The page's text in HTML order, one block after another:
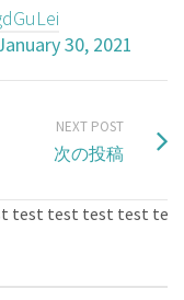
30, 2021
NEXT POST
次の投稿
test test test test